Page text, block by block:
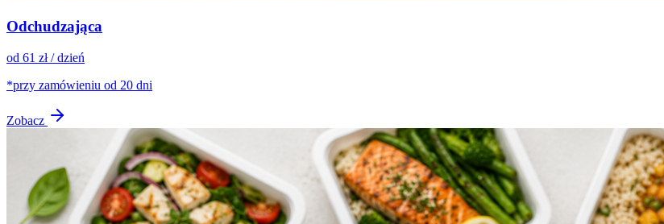
Odchudzająca
od 61 zł / dzień
*przy zamówieniu od 20 dni
Zobacz